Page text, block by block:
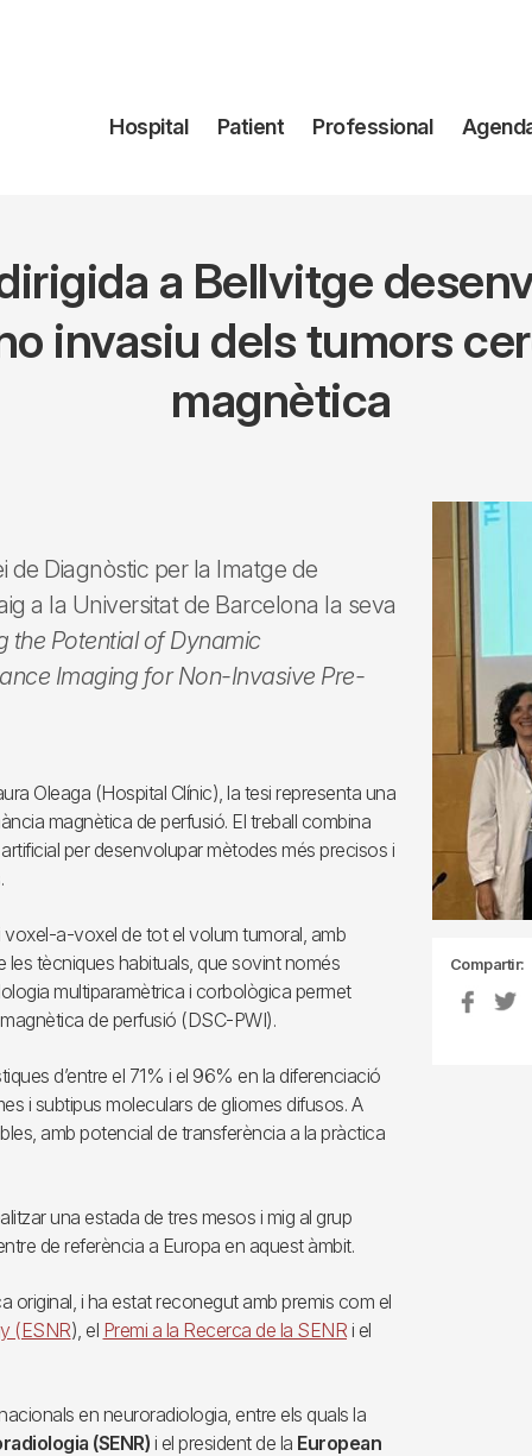
Navegación
Hospital Patient Professional
a Bellvitge
invasiu dels tumors
magnètica
de Diagnòstic per la Imatge de
a la Universitat de Barcelona la seva
the Potential of Dynamic
Imaging for Non-Invasive Pre-
Oleaga (Hospital Clínic), la tesi representa una
magnètica de perfusió. El treball combina
per desenvolupar mètodes més precisos i
a-voxel de tot el volum tumoral, amb
les tècniques habituals, que sovint només
multiparamètrica i corbològica permet
de perfusió (DSC-PWI).
d’entre el 71% i el 96% en la diferenciació
i subtipus moleculars de gliomes difusos. A
amb potencial de transferència a la pràctica
una estada de tres mesos i mig al grup
de referència a Europa en aquest àmbit.
original, i ha estat reconegut amb premis com el
(ESNR), el Premi a la Recerca de la SENRi el
en neuroradiologia, entre els quals la
(SENR) i el president de la European
Compartir: